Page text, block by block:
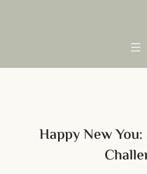
Happy New You: